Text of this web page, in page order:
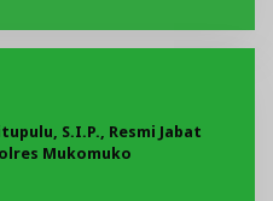
S.I.P., Resmi Jabat
Mukomuko